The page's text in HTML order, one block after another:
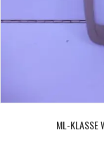
ML-KLASSE